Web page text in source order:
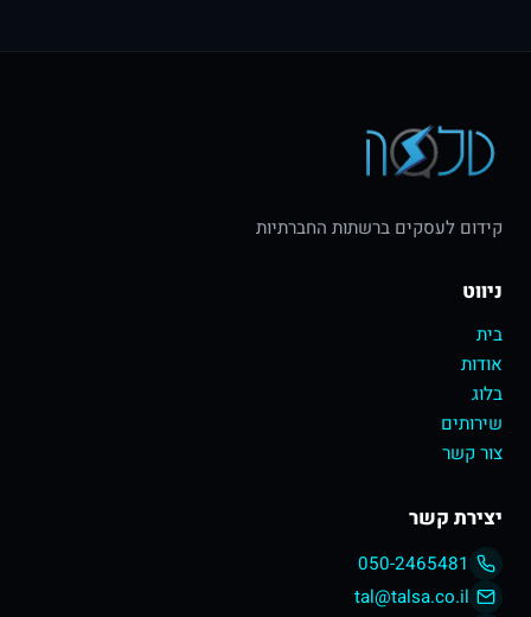
קידום לעסקים ברשתות החברתיות
ניווט
בית
אודות
בלוג
שירותים
צור קשר
יצירת קשר
050-2465481
tal@talsa.co.il